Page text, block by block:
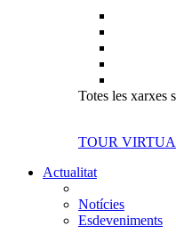
Totes les xarxes
TOUR
Actualitat
Notícies
Esdeveniments